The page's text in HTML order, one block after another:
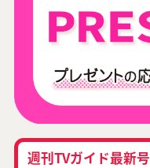
週刊TVガイド最新号